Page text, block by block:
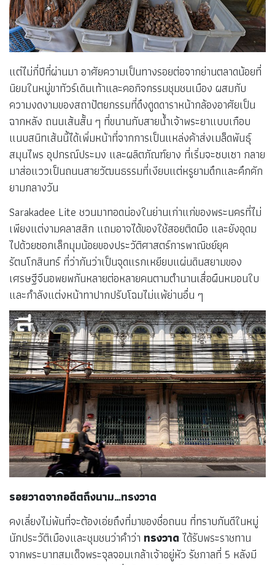
แต่ไม่กี่ปีที่ผ่านมา อาศัยความเป็นทางรอยต่อจากย่านตลาดน้อยที่
นิยมในหมู่ขาทัวร์เดินเท้าและคอกิจกรรมชุมชนเมือง ผสมกับ
ความงดงามของสถาปัตยกรรมที่ดึงดูดดาราหน้ากล้องอาศัยเป็น
ฉากหลัง ถนนเส้นสั้น ๆ ที่ขนานกับสายน้ำเจ้าพระยาแบบเกือบ
แนบสนิทเส้นนี้ได้เพิ่มหน้าที่จากการเป็นแหล่งค้าส่งเมล็ดพันธุ์
สมุนไพร อุปกรณ์ประมง และผลิตภัณฑ์ยาง ที่เริ่มจะซบเซา กลาย
มาส่อแววเป็นถนนสายวัฒนธรรมที่เงียบแต่หรูยามดึกและคึกคัก
ยามกลางวัน
Sarakadee Lite ชวนมาทอดน่องในย่านเก่าแก่ของพระนครที่ไม่
เพียงแต่งามคลาสสิก แถมอาจได้ของใช้สอยติดมือ และยังอุดม
ไปด้วยซอกเล็กมุมน้อยของประวัติศาสตร์การพาณิชย์ยุค
รัตนโกสินทร์ ที่ว่ากันว่าเป็นจุดแรกเหยียบแผ่นดินสยามของ
เศรษฐีจีนอพยพกันหลายต่อหลายคนตามตำนานเสื่อผืนหมอนใบ
และกำลังแต่งหน้าทาปากปรับโฉมไม่แพ้ย่านอื่น ๆ
รอยวาดจากอดีตถึงนาม…ทรงวาด
คงเลี่ยงไม่พ้นที่จะต้องเอ่ยถึงที่มาของชื่อถนน ที่ทราบกันดีในหมู่
นักประวัติเมืองและชุมชนว่าคำว่า ทรงวาด ได้รับพระราชทาน
จากพระบาทสมเด็จพระจุลจอมเกล้าเจ้าอยู่หัว รัชกาลที่ 5 หลังมี